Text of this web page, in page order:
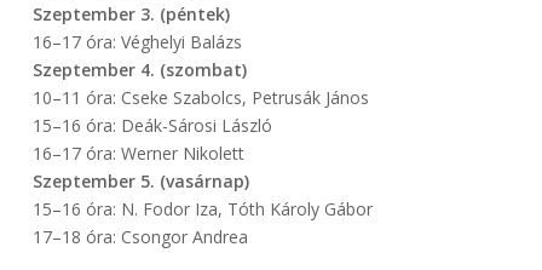
Szeptember 3. (péntek)
16–17 óra: Véghelyi Balázs
Szeptember 4. (szombat)
10–11 óra: Cseke Szabolcs, Petrusák János
15–16 óra: Deák-Sárosi László
16–17 óra: Werner Nikolett
Szeptember 5. (vasárnap)
15–16 óra: N. Fodor Iza, Tóth Károly Gábor
17–18 óra: Csongor Andrea